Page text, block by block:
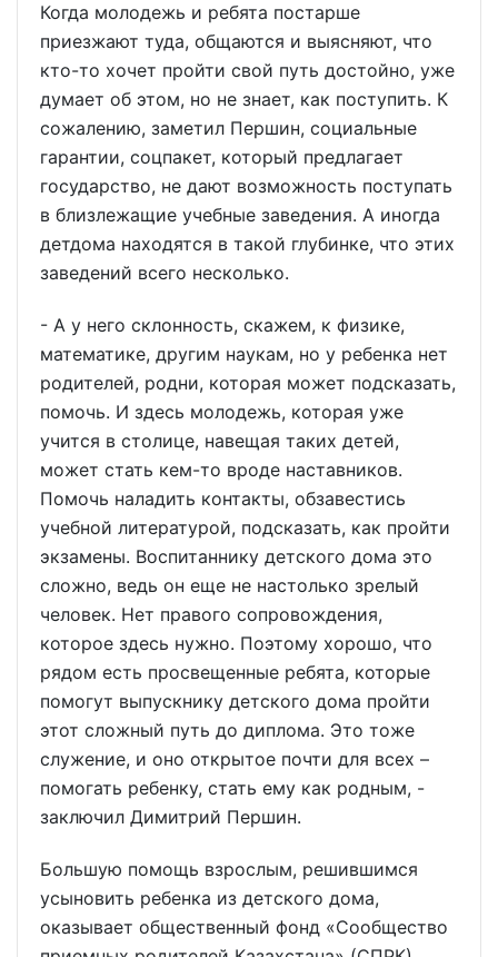
Когда молодежь и ребята постарше
приезжают туда, общаются и выясняют, что
кто-то хочет пройти свой путь достойно, уже
думает об этом, но не знает, как поступить. К
сожалению, заметил Першин, социальные
гарантии, соцпакет, который предлагает
государство, не дают возможность поступать
в близлежащие учебные заведения. А иногда
детдома находятся в такой глубинке, что этих
заведений всего несколько.
- А у него склонность, скажем, к физике,
математике, другим наукам, но у ребенка нет
родителей, родни, которая может подсказать,
помочь. И здесь молодежь, которая уже
учится в столице, навещая таких детей,
может стать кем-то вроде наставников.
Помочь наладить контакты, обзавестись
учебной литературой, подсказать, как пройти
экзамены. Воспитаннику детского дома это
сложно, ведь он еще не настолько зрелый
человек. Нет правого сопровождения,
которое здесь нужно. Поэтому хорошо, что
рядом есть просвещенные ребята, которые
помогут выпускнику детского дома пройти
этот сложный путь до диплома. Это тоже
служение, и оно открытое почти для всех –
помогать ребенку, стать ему как родным, -
заключил Димитрий Першин.
Большую помощь взрослым, решившимся
усыновить ребенка из детского дома,
оказывает общественный фонд «Сообщество